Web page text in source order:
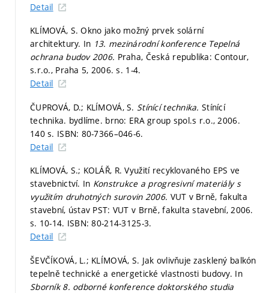
Detail
KLÍMOVÁ, S. Okno jako možný prvek solární
architektury. In 13. mezinárodní konference Tepelná
ochrana budov 2006. Praha, Česká republika: Contour,
s.r.o., Praha 5, 2006.s. 1-4.
Detail
ČUPROVÁ, D.; KLÍMOVÁ, S. Stínící technika.Stínící
technika. bydlíme. brno: ERA group spol.s r.o., 2006.
140 s. ISBN: 80-7366–046-6.
Detail
KLÍMOVÁ, S.; KOLÁŘ, R. Využití recyklovaného EPS ve
stavebnictví. In Konstrukce a progresivní materiály s
využitím druhotných surovin 2006. VUT v Brně, fakulta
stavební, ústav PST: VUT v Brně, fakulta stavební, 2006.
s. 10-14. ISBN: 80-214-3125-3.
Detail
ŠEVČÍKOVÁ, L.; KLÍMOVÁ, S. Jak ovlivňuje zasklený balkón
tepelně technické a energetické vlastnosti budovy. In
Sborník 8. odborné konference doktorského studia